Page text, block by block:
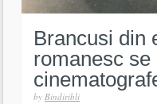
Brancusi din
romanesc
by Bindiribli